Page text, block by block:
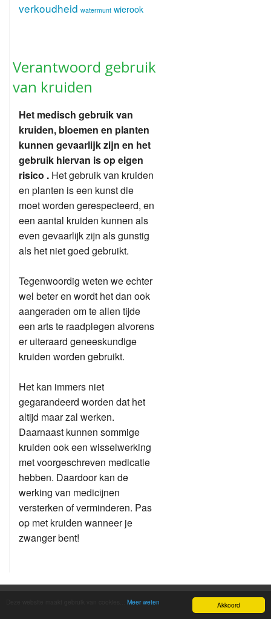
Akkoord
Meer weten
verkoudheid watermunt wierook
Verantwoord gebruik
van kruiden
Het medisch gebruik van
kruiden, bloemen en planten
kunnen gevaarlijk zijn en het
gebruik hiervan is op eigen
risico . Het gebruik van kruiden
en planten is een kunst die
moet worden gerespecteerd, en
een aantal kruiden kunnen als
even gevaarlijk zijn als gunstig
als het niet goed gebruikt.
Tegenwoordig weten we echter
wel beter en wordt het dan ook
aangeraden om te allen tijde
een arts te raadplegen alvorens
er uiteraard geneeskundige
kruiden worden gebruikt.
Het kan immers niet
gegarandeerd worden dat het
altijd maar zal werken.
Daarnaast kunnen sommige
kruiden ook een wisselwerking
met voorgeschreven medicatie
hebben. Daardoor kan de
werking van medicijnen
versterken of verminderen. Pas
op met kruiden wanneer je
zwanger bent!